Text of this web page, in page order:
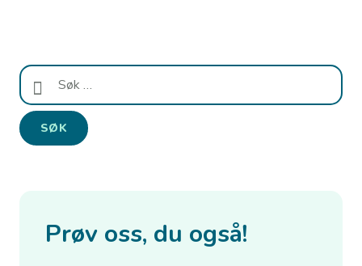
Søk
etter:
Prøv oss, du også!